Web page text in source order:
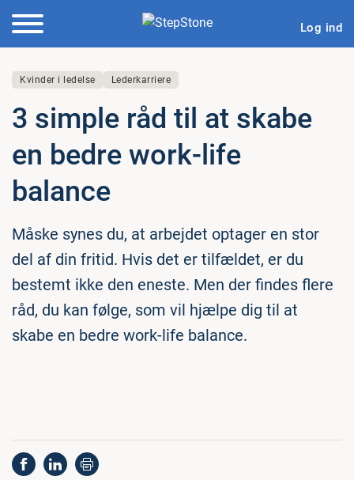
Log ind
Kvinder i ledelse Lederkarriere
3 simple råd til at skabe
en bedre work-life
balance
Måske synes du, at arbejdet optager en stor
del af din fritid. Hvis det er tilfældet, er du
bestemt ikke den eneste. Men der findes flere
råd, du kan følge, som vil hjælpe dig til at
skabe en bedre work-life balance.